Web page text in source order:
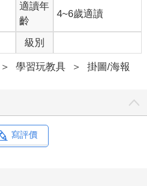
適讀年
齡
4~6歲適讀
級別
＞ 學習玩教具 ＞ 掛圖/海報
寫評價